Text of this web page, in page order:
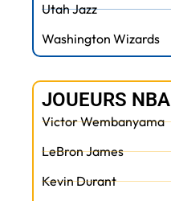
Utah Jazz
Washington Wizards
JOUEURS NBA
Victor Wembanyama
LeBron James
Kevin Durant